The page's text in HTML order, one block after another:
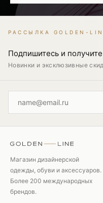
РАССЫЛКА GOLDEN-
Подпишитесь и получите
Новинки и эксклюзивные
Магазин дизайнерской
одежды, обуви и аксессуаров.
Более 200 международных
брендов.